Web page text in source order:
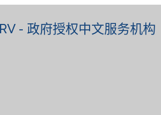
- 政府授权中文服务机构